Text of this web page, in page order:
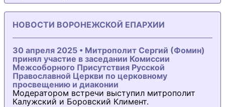
НОВОСТИ ВОРОНЕЖСКОЙ ЕПАРХИИ
30 апреля 2025 • Митрополит Сергий (Фомин)
принял участие в заседании Комиссии
Межсоборного Присутствия Русской
Православной Церкви по церковному
просвещению и диаконии
Модератором встречи выступил митрополит
Калужский и Боровский Климент.